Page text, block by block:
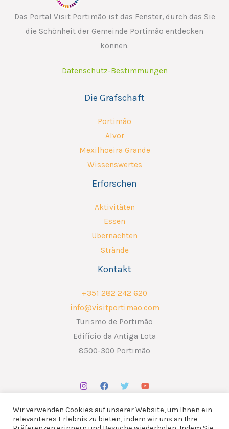
Das Portal Visit Portimão ist das Fenster, durch das Sie
die Schönheit der Gemeinde Portimão entdecken
können.
Datenschutz-Bestimmungen
Die Grafschaft
Portimão
Alvor
Mexilhoeira Grande
Wissenswertes
Erforschen
Aktivitäten
Essen
Übernachten
Strände
Kontakt
+351 282 242 620
info@visitportimao.com
Turismo de Portimão
Edifício da Antiga Lota
8500-300 Portimão
Wir verwenden Cookies auf unserer Website, um Ihnen ein
relevanteres Erlebnis zu bieten, indem wir uns an Ihre